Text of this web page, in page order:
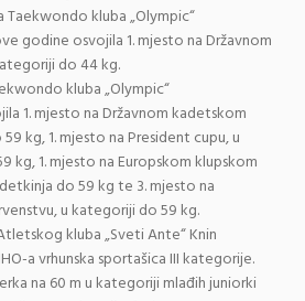
Taekwondo kluba „Olympic“
godine osvojila 1. mjesto na Državnom
do 44 kg.
kluba „Olympic“
1. mjesto na Državnom kadetskom
kg, 1. mjesto na President cupu, u
kg, 1. mjesto na Europskom klupskom
do 59 kg te 3. mjesto na
u kategoriji do 59 kg.
kluba „Sveti Ante“ Knin
a vrhunska sportašica III kategorije.
na 60 m u kategoriji mlađih juniorki